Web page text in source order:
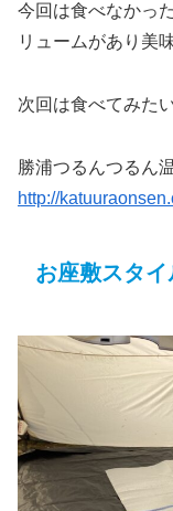
今回は食べなかっ
リュームがあり美
次回は食べてみたい
勝浦つるんつるん
http://
お座敷スタ